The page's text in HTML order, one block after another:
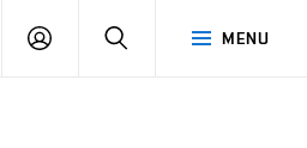
MENU
PŘIHLÁŠENÍ